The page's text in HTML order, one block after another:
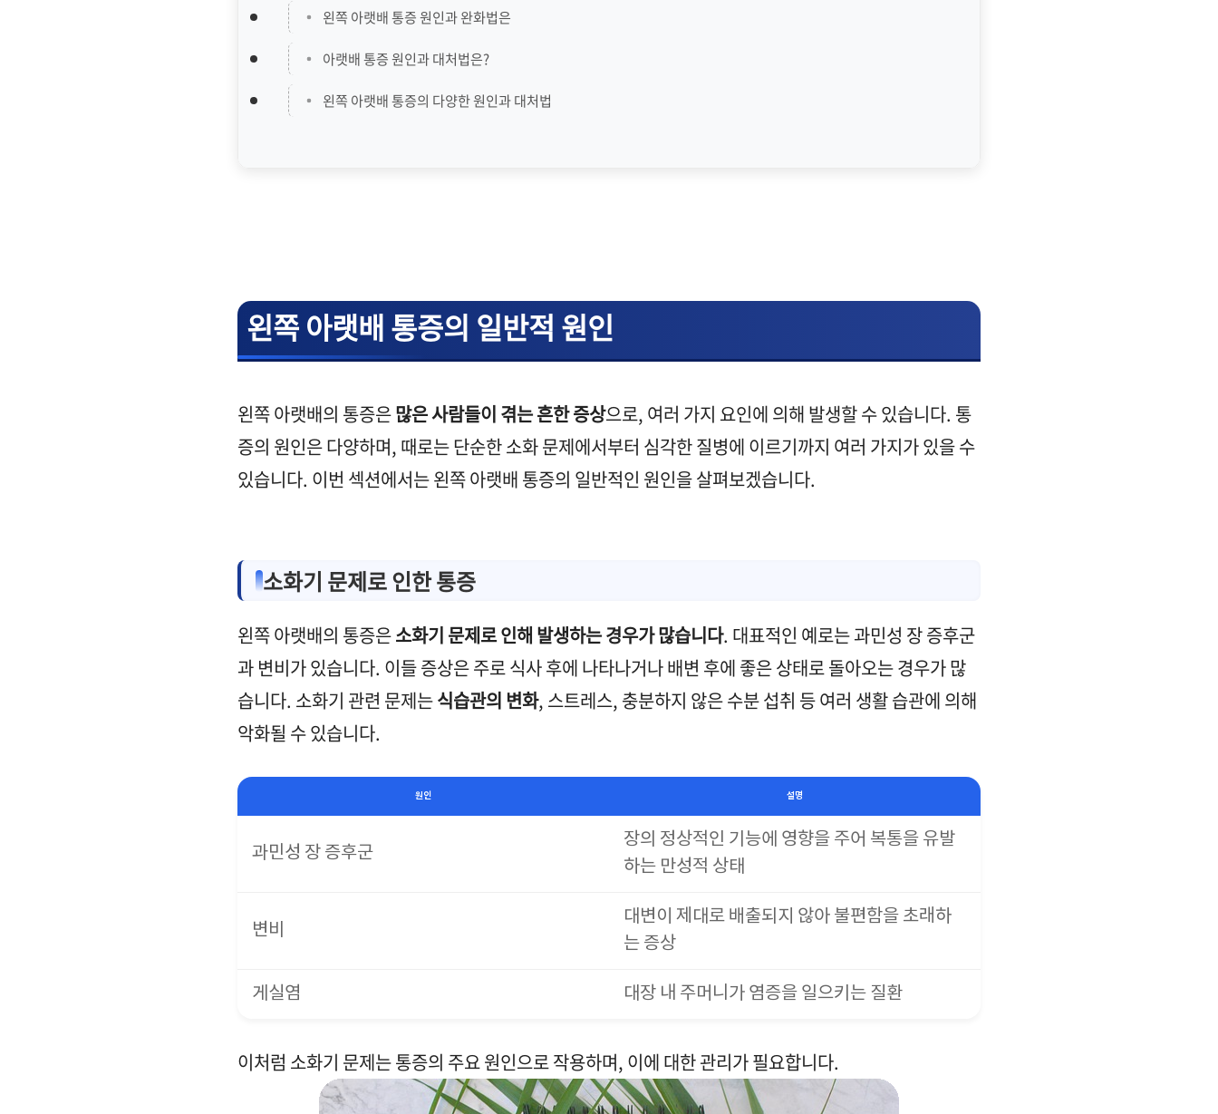
왼쪽 아랫배 통증 원인과 완화법은
아랫배 통증 원인과 대처법은?
왼쪽 아랫배 통증의 다양한 원인과 대처법
왼쪽 아랫배 통증의 일반적 원인
왼쪽 아랫배의 통증은많은 사람들이 겪는 흔한 증상으로, 여러 가지 요인에 의해 발생할 수 있습니다. 통
증의 원인은 다양하며, 때로는 단순한 소화 문제에서부터 심각한 질병에 이르기까지 여러 가지가 있을 수
있습니다. 이번 섹션에서는 왼쪽 아랫배 통증의 일반적인 원인을 살펴보겠습니다.
소화기 문제로 인한 통증
왼쪽 아랫배의 통증은소화기 문제로 인해 발생하는 경우가 많습니다. 대표적인 예로는 과민성 장 증후군
과 변비가 있습니다. 이들 증상은 주로 식사 후에 나타나거나 배변 후에 좋은 상태로 돌아오는 경우가 많
습니다. 소화기 관련 문제는식습관의 변화, 스트레스, 충분하지 않은 수분 섭취 등 여러 생활 습관에 의해
악화될 수 있습니다.
원인 설명
과민성 장 증후군
장의 정상적인 기능에 영향을 주어 복통을 유발
하는 만성적 상태
변비
대변이 제대로 배출되지 않아 불편함을 초래하
는 증상
게실염 대장 내 주머니가 염증을 일으키는 질환
이처럼 소화기 문제는 통증의 주요 원인으로 작용하며, 이에 대한 관리가 필요합니다.